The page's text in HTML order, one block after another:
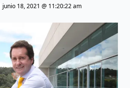
junio 18, 2021 @ 11:20:22 am